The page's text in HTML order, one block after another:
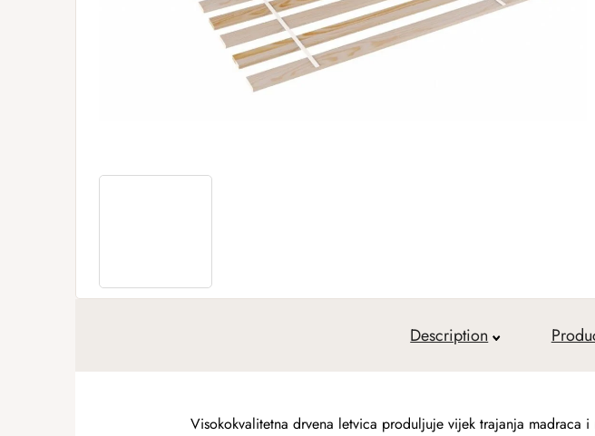
Description
Visokokvalitetna drvena letvica produljuje vijek trajanja madraca